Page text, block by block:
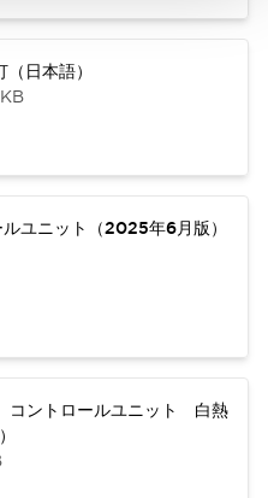
日本語）
ユニット（2025年6月版）
ントロールユニット 白熱